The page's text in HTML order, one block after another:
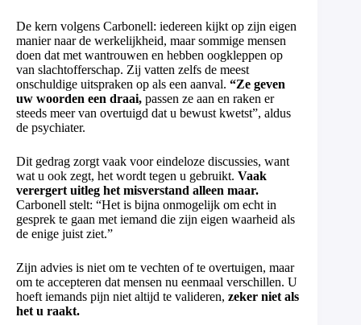
De kern volgens Carbonell: iedereen kijkt op zijn eigen
manier naar de werkelijkheid, maar sommige mensen
doen dat met wantrouwen en hebben oogkleppen op
van slachtofferschap. Zij vatten zelfs de meest
onschuldige uitspraken op als een aanval. “Ze geven
uw woorden een draai, passen ze aan en raken er
steeds meer van overtuigd dat u bewust kwetst”, aldus
de psychiater.
Dit gedrag zorgt vaak voor eindeloze discussies, want
wat u ook zegt, het wordt tegen u gebruikt. Vaak
verergert uitleg het misverstand alleen maar.
Carbonell stelt: “Het is bijna onmogelijk om echt in
gesprek te gaan met iemand die zijn eigen waarheid als
de enige juist ziet.”
Zijn advies is niet om te vechten of te overtuigen, maar
om te accepteren dat mensen nu eenmaal verschillen. U
hoeft iemands pijn niet altijd te valideren, zeker niet als
het u raakt.